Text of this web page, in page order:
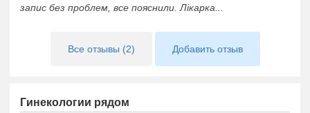
запис без проблем, все пояснили. Лікарка...
Все отзывы (2) Добавить отзыв
Гинекологии рядом